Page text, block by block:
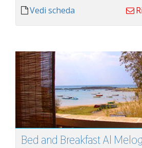
Vedi scheda
Bed and Breakfast Al